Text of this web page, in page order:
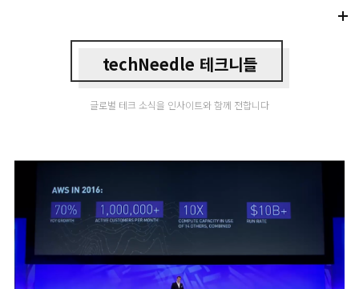
techNeedle 테크니들
글로벌 테크 소식을 인사이트와 함께 전합니다